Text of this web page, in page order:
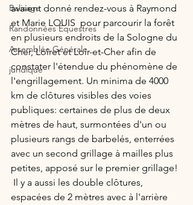
Balisage
Randonnées Equestres
Assemblée Générale
juridique
avaient donné rendez-vous à Raymond
et Marie LOUIS  pour parcourir la forêt
en plusieurs endroits de la Sologne du
Cher, Loiret et Loir-et-Cher afin de
constater l'étendue du phénomène de
l'engrillagement. Un minima de 4000
km de clôtures visibles des voies
publiques: certaines de plus de deux
mètres de haut, surmontées d'un ou
plusieurs rangs de barbelés, enterrées
avec un second grillage à mailles plus
petites, apposé sur le premier grillage!
Il y a aussi les double clôtures,
espacées de 2 mètres avec à l'arrière